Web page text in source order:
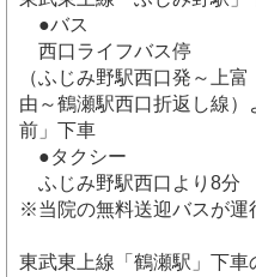
●バス
西口ライフバス停
（ふじみ野駅西口発～上
由～鶴瀬駅西口折返し線
前」下車
●タクシー
ふじみ野駅西口より8分
※当院の無料送迎バスが運
東武東上線「鶴瀬駅」下車